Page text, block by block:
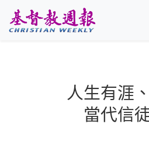
人生有涯
當代信徒